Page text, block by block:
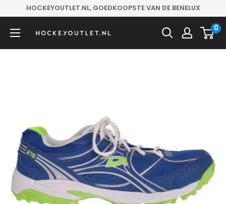
naar
inhoud
HOCKEYOUTLET.NL, GOEDKOOPSTE VAN DE BENELUX
Hockeyoutlet.nl 0